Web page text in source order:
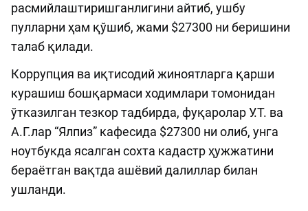
расмийлаштиришганлигини айтиб, ушбу
пулларни ҳам қўшиб, жами $27300 ни беришини
талаб қилади.
Коррупция ва иқтисодий жиноятларга қарши
курашиш бошқармаси ходимлари томонидан
ўтказилган тезкор тадбирда, фуқаролар У.Т. ва
А.Г.лар “Ялпиз” кафесида $27300 ни олиб, унга
ноутбукда ясалган сохта кадастр ҳужжатини
бераётган вақтда ашёвий далиллар билан
ушланди.